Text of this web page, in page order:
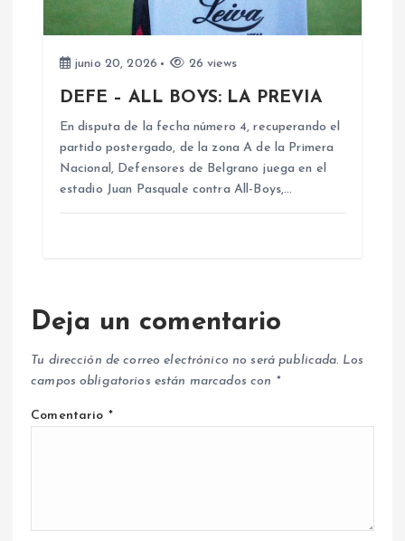
junio 20, 2026 26 views
DEFE – ALL BOYS: LA PREVIA
En disputa de la fecha número 4, recuperando el
partido postergado, de la zona A de la Primera
Nacional, Defensores de Belgrano juega en el
estadio Juan Pasquale contra All-Boys,…
Deja un comentario
Tu dirección de correo electrónico no será publicada. Los
campos obligatorios están marcados con *
Comentario *